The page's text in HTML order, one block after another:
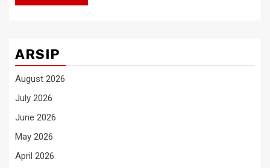
ARSIP
August 2026
July 2026
June 2026
May 2026
April 2026